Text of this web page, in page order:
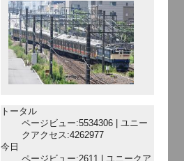
トータル
ページビュー:5534306 | ユニー
クアクセス:4262977
今日
ページビュー:2611 | ユニークア